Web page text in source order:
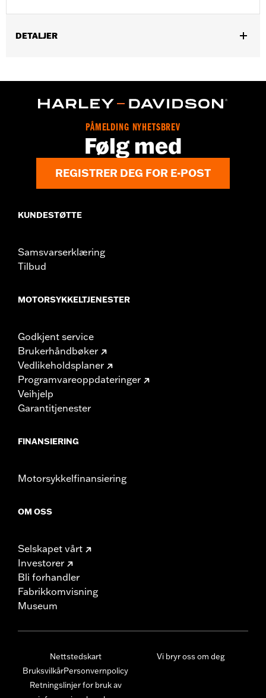
DETALJER
WARRANTY:1 year limited warranty – Go towww.h-
for full details
PÅMELDING NYHETSBREV
Følg med
REGISTRER DEG FOR E-POST
KUNDESTØTTE
Samsvarserklæring
Tilbud
MOTORSYKKELTJENESTER
Godkjent service
Brukerhåndbøker
Vedlikeholdsplaner
Programvareoppdateringer
Veihjelp
Garantitjenester
FINANSIERING
Motorsykkelfinansiering
OM OSS
Selskapet vårt
Investorer
Bli forhandler
Fabrikkomvisning
Museum
Nettstedskart
BruksvilkårPersonvernpolicy
Retningslinjer for bruk av
Vi bryr oss om deg